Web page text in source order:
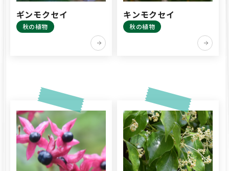
ギンモクセイ
秋の植物
キンモクセイ
秋の植物